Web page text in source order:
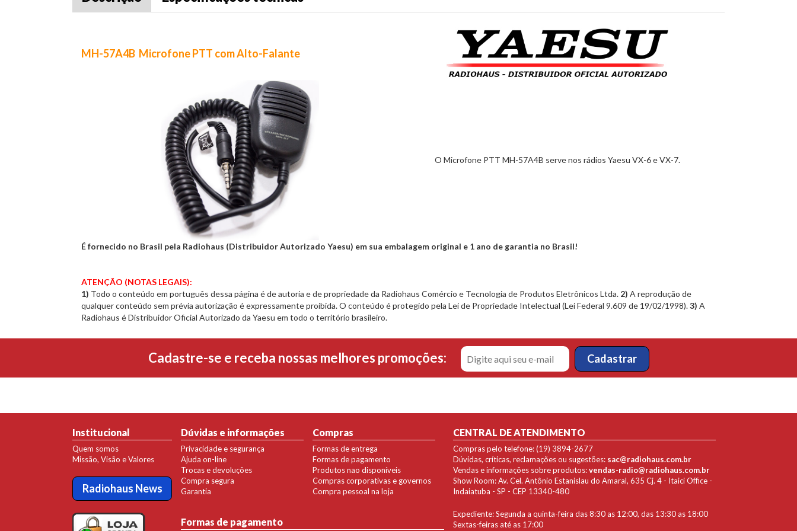
MH-57A4B Microfone PTT com Alto-Falante
O Microfone PTT MH-57A4B serve nos rádios Yaesu VX-6 e VX-7.
É fornecido no Brasil pela Radiohaus (Distribuidor Autorizado Yaesu) em sua embalagem original e 1 ano de garantia no Brasil!
ATENÇÃO (NOTAS LEGAIS):
1) Todo o conteúdo em português dessa página é de autoria e de propriedade da Radiohaus Comércio e Tecnologia de Produtos Eletrônicos Ltda. 2) A reprodução de
qualquer conteúdo sem prévia autorização é expressamente proibida. O conteúdo é protegido pela Lei de Propriedade Intelectual (Lei Federal 9.609 de 19/02/1998).3) A
Radiohaus é Distribuidor Oficial Autorizado da Yaesu em todo o território brasileiro.
Cadastre-se e receba nossas melhores promoções:
Institucional
Quem somos
Missão, Visão e Valores
Radiohaus News
Dúvidas e informações
Privacidade e segurança
Ajuda on-line
Trocas e devoluções
Compra segura
Garantia
Compras
Formas de entrega
Formas de pagamento
Produtos nao disponíveis
Compras corporativas e governos
Compra pessoal na loja
Formas de pagamento
CENTRAL DE ATENDIMENTO
Compras pelo telefone: (19) 3894-2677
Dúvidas, críticas, reclamações ou sugestões: sac@radiohaus.com.br
Vendas e informações sobre produtos:vendas-radio@radiohaus.com.br
Show Room: Av. Cel. Antônio Estanislau do Amaral, 635 Cj. 4 - Itaici Office -
Indaiatuba - SP - CEP 13340-480
Expediente: Segunda a quinta-feira das 8:30 as 12:00, das 13:30 as 18:00
Sextas-feiras até as 17:00